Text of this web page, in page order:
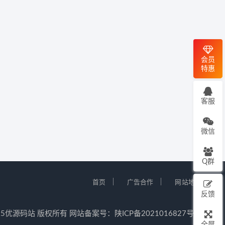
首页 广告合作 网站地图
源码站 版权所有 网站备案号： 陕ICP备2021016827号-5
会员
特惠
客服
微信
Q群
反馈